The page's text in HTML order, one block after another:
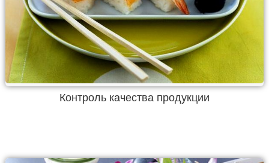
Контроль качества продукции